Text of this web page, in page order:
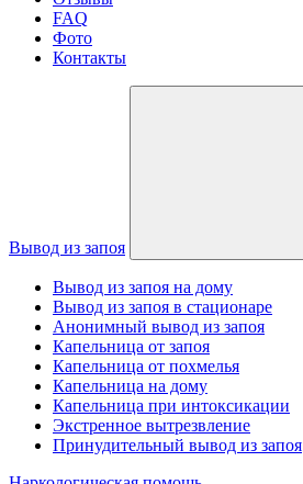
FAQ
Фото
Контакты
Вывод из запоя
Вывод из запоя на дому
Вывод из запоя в стационаре
Анонимный вывод из запоя
Капельница от запоя
Капельница от похмелья
Капельница на дому
Капельница при интоксикации
Экстренное вытрезвление
Принудительный вывод из запоя